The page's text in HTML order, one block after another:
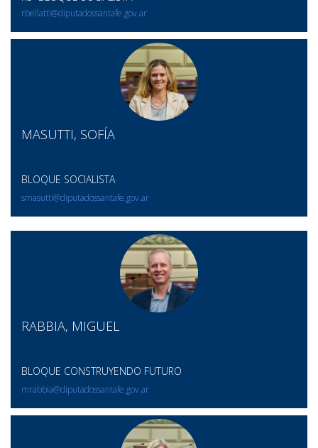
rbellatti@diputadossantafe.gov.ar
MASUTTI, SOFÍA
BLOQUE SOCIALISTA
smasutti@diputadossantafe.gov.ar
RABBIA, MIGUEL
BLOQUE CONSTRUYENDO FUTURO
mrabbia@diputadossantafe.gov.ar